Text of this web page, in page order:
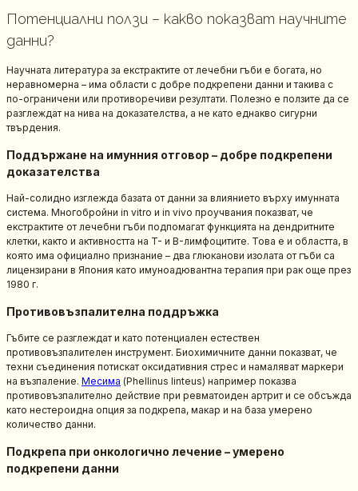
Потенциални ползи – какво показват научните
данни?
Научната литература за екстрактите от лечебни гъби е богата, но
неравномерна – има области с добре подкрепени данни и такива с
по-ограничени или противоречиви резултати. Полезно е ползите да се
разглеждат на нива на доказателства, а не като еднакво сигурни
твърдения.
Поддържане на имунния отговор – добре подкрепени
доказателства
Най-солидно изглежда базата от данни за влиянието върху имунната
система. Многобройни in vitro и in vivo проучвания показват, че
екстрактите от лечебни гъби подпомагат функцията на дендритните
клетки, както и активността на T- и B-лимфоцитите. Това е и областта, в
която има официално признание – два глюканови изолата от гъби са
лицензирани в Япония като имуноадювантна терапия при рак още през
1980 г.
Противовъзпалителна поддръжка
Гъбите се разглеждат и като потенциален естествен
противовъзпалителен инструмент. Биохимичните данни показват, че
техни съединения потискат оксидативния стрес и намаляват маркери
на възпаление. Месима (Phellinus linteus) например показва
противовъзпалително действие при ревматоиден артрит и се обсъжда
като нестероидна опция за подкрепа, макар и на база умерено
количество данни.
Подкрепа при онкологично лечение – умерено
подкрепени данни